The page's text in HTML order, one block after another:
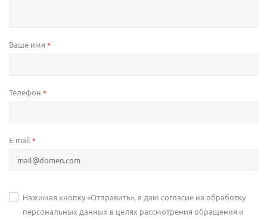
Ваше имя *
Телефон *
E-mail *
Нажимая кнопку «Отправить», я даю согласие на обработку
персональных данных в целях рассмотрения обращения и